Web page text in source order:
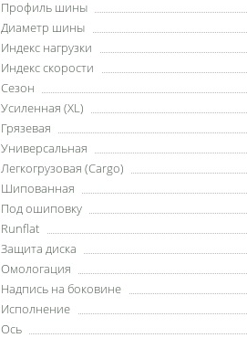
Профиль шины
Диаметр шины
Индекс нагрузки
Индекс скорости
Сезон
Усиленная (XL)
Грязевая
Универсальная
Легкогрузовая (Cargo)
Шипованная
Под ошиповку
Runflat
Защита диска
Омологация
Надпись на боковине
Исполнение
Ось